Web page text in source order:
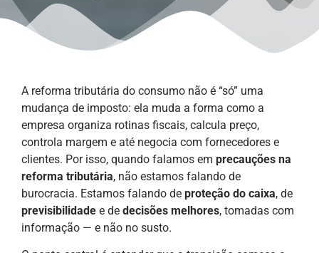
A reforma tributária do consumo não é “só” uma
mudança de imposto: ela muda a forma como a
empresa organiza rotinas fiscais, calcula preço,
controla margem e até negocia com fornecedores e
clientes. Por isso, quando falamos em precauções na
reforma tributária, não estamos falando de
burocracia. Estamos falando de proteção do caixa, de
previsibilidade e de decisões melhores, tomadas com
informação — e não no susto.